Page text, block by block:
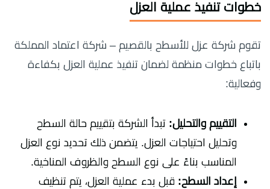
خطوات تنفيذ عملية العزل
تقوم شركة عزل للأسطح بالقصيم – شركة اعتماد المملكة
باتباع خطوات منظمة لضمان تنفيذ عملية العزل بكفاءة
وفعالية:
التقييم والتحليل: تبدأ الشركة بتقييم حالة السطح
وتحليل احتياجات العزل. يتضمن ذلك تحديد نوع العزل
المناسب بناءً على نوع السطح والظروف المناخية.
إعداد السطح: قبل بدء عملية العزل، يتم تنظيف